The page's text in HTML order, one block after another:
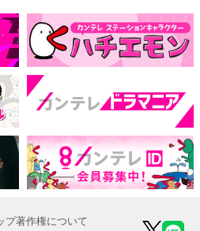
プ著作権について